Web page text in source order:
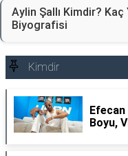
Aylin Şallı Kimdir? Kaç
Biyografisi
Kimdir
Efecan
Boyu,